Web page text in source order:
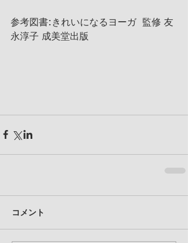
参考図書:きれいになるヨーガ  監修 友
永淳子 成美堂出版
コメント